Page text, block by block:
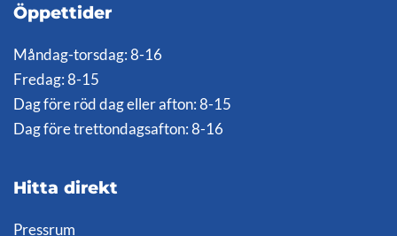
Öppettider
Måndag-torsdag: 8-16
Fredag: 8-15
Dag före röd dag eller afton: 8-15
Dag före trettondagsafton: 8-16
Hitta direkt
Pressrum